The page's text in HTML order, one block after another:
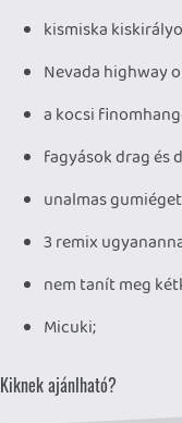
kismiska
Nevada highway
a kocsi
fagyások drag és
unalmas
3 remix
nem tanít meg
Micuki;
Kiknek ajánlható?